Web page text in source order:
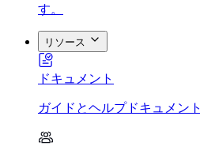
す。
リソース
ドキュメント
ガイドとヘルプドキュメント